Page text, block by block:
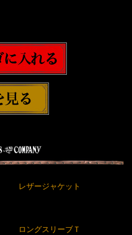
レザージャケット
ロングスリーブＴ